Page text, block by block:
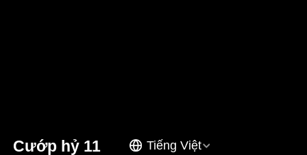
Cướp hỷ 11 Tiếng Việt